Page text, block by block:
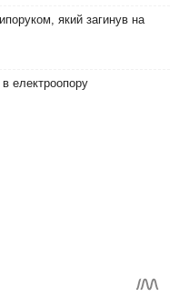
який загинув на
в електроопору